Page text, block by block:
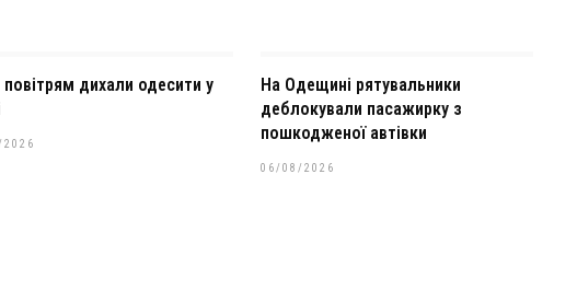
дихали одесити у
На Одещині рятувальники
деблокували пасажирку з
пошкодженої автівки
06/08/2026